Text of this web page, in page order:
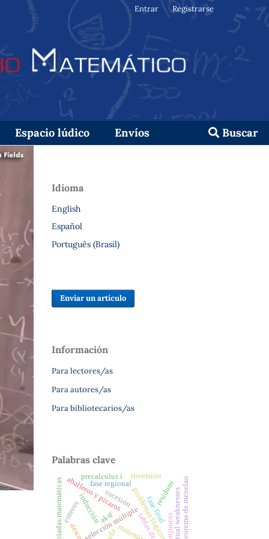
Espacio lúdico Envíos Buscar
Entrar Registrarse
Idioma
English
Español
Português (Brasil)
Enviar un artículo
Información
Para lectores/as
Para autores/as
Para bibliotecarios/as
Palabras clave
selección múltiple
aballeros y pícaros problemas lógicos
fase final
aksf conjuntos
fase regional
inducciónsucesión residuos
enteros
olimpiadas matemáticas
precalculus i inversión teorema de menelao